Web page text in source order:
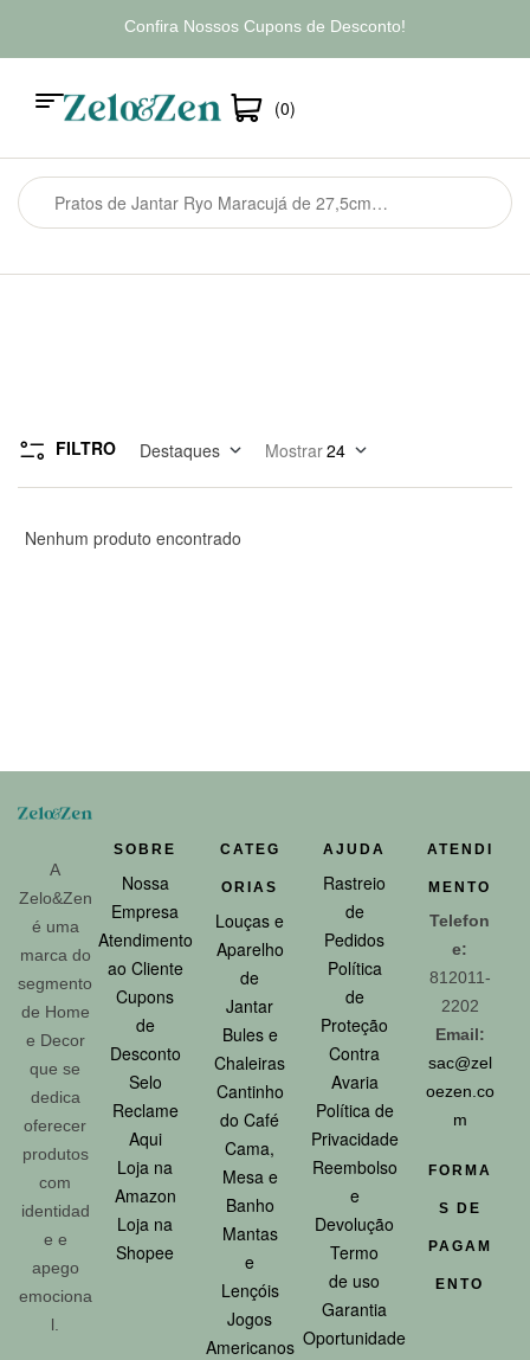
Confira Nossos Cupons de Desconto!
(0)
FILTRO Destaques Mostrar24
Nenhum produto encontrado
A
Zelo&Zen
é uma
marca do
segmento
de Home
e Decor
que se
dedica
oferecer
produtos
com
identidad
e e
apego
emociona
l.
SOBRE
Nossa
Empresa
Atendimento
ao Cliente
Cupons
de
Desconto
Selo
Reclame
Aqui
Loja na
Amazon
Loja na
Shopee
CATEG
ORIAS
Louças e
Aparelho
de
Jantar
Bules e
Chaleiras
Cantinho
do Café
Cama,
Mesa e
Banho
Mantas
e
Lençóis
Jogos
Americanos
AJUDA
Rastreio
de
Pedidos
Política
de
Proteção
Contra
Avaria
Política de
Privacidade
Reembolso
e
Devolução
Termo
de uso
Garantia
Oportunidade
ATENDI
MENTO
Telefon
e:
812011-
2202
Email:
sac@zel
oezen.co
m
FORMA
S DE
PAGAM
ENTO